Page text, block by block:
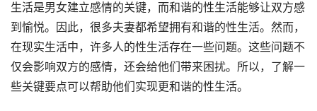
生活是男女建立感情的关键，而和谐的性生活能够让双方感
到愉悦。因此，很多夫妻都希望拥有和谐的性生活。然而，
在现实生活中，许多人的性生活存在一些问题。这些问题不
仅会影响双方的感情，还会给他们带来困扰。所以，了解一
些关键要点可以帮助他们实现更和谐的性生活。